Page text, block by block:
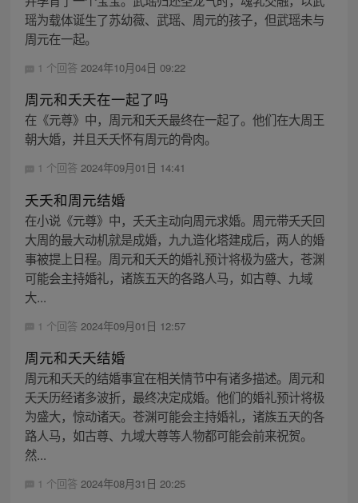
瑶为载体诞生了苏幼薇、武瑶、周元的孩子，但武瑶未与
周元在一起。
1 个回答 2024年10月04日 09:22
周元和夭夭在一起了吗
在《元尊》中，周元和夭夭最终在一起了。他们在大周王
朝大婚，并且夭夭怀有周元的骨肉。
1 个回答 2024年09月01日 14:41
夭夭和周元结婚
在小说《元尊》中，夭夭主动向周元求婚。周元带夭夭回
大周的最大动机就是成婚，九九造化塔建成后，两人的婚
事被提上日程。周元和夭夭的婚礼预计将极为盛大，苍渊
可能会主持婚礼，诸族五天的各路人马，如古尊、九域
大...
1 个回答 2024年09月01日 12:57
周元和夭夭结婚
周元和夭夭的结婚事宜在相关情节中有诸多描述。周元和
夭夭历经诸多波折，最终决定成婚。他们的婚礼预计将极
为盛大，惊动诸天。苍渊可能会主持婚礼，诸族五天的各
路人马，如古尊、九域大尊等人物都可能会前来祝贺。
然...
1 个回答 2024年08月31日 20:25